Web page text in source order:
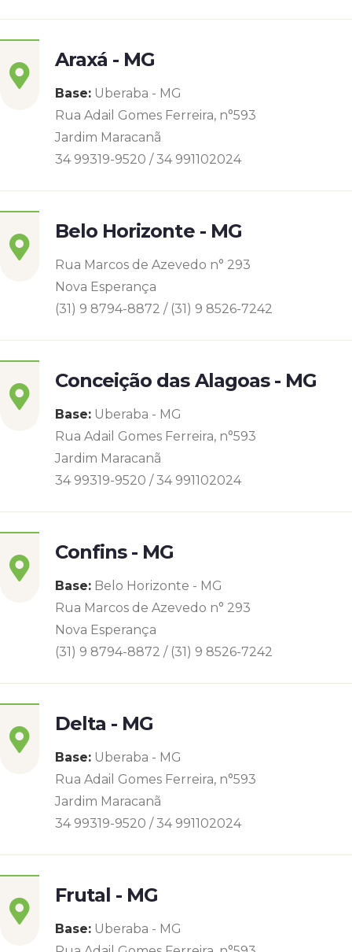
Araxá - MG
Base: Uberaba - MG
Rua Adail Gomes Ferreira, n°593
Jardim Maracanã
34 99319-9520 / 34 991102024
Belo Horizonte - MG
Rua Marcos de Azevedo n° 293
Nova Esperança
(31) 9 8794-8872 / (31) 9 8526-7242
Conceição das Alagoas - MG
Base: Uberaba - MG
Rua Adail Gomes Ferreira, n°593
Jardim Maracanã
34 99319-9520 / 34 991102024
Confins - MG
Base: Belo Horizonte - MG
Rua Marcos de Azevedo n° 293
Nova Esperança
(31) 9 8794-8872 / (31) 9 8526-7242
Delta - MG
Base: Uberaba - MG
Rua Adail Gomes Ferreira, n°593
Jardim Maracanã
34 99319-9520 / 34 991102024
Frutal - MG
Base: Uberaba - MG